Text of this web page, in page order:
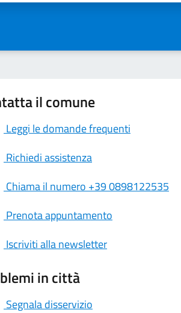
il comune
Leggi le domande frequenti
Richiedi assistenza
Chiama il numero +39 0898122535
Prenota appuntamento
Iscriviti alla newsletter
in città
Segnala disservizio